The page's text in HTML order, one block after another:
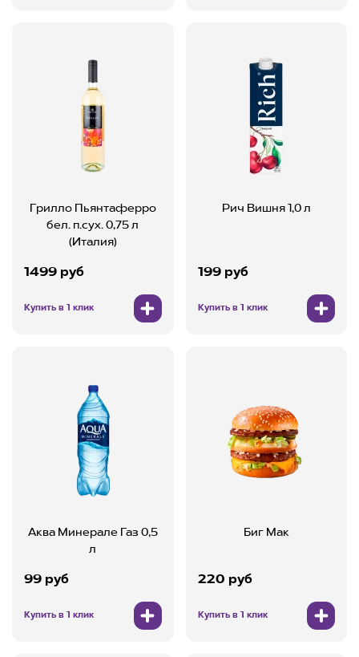
Грилло Пьянтаферро
бел. п.сух. 0,75 л
(Италия)
1499 руб
Купить в 1 клик
Рич Вишня 1,0 л
199 руб
Купить в 1 клик
Аква Минерале Газ 0,5
л
99 руб
Купить в 1 клик
Биг Мак
220 руб
Купить в 1 клик